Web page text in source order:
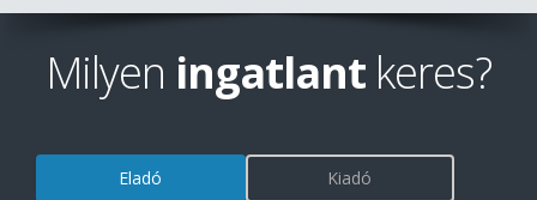
Milyen ingatlant keres?
Eladó
Kiadó